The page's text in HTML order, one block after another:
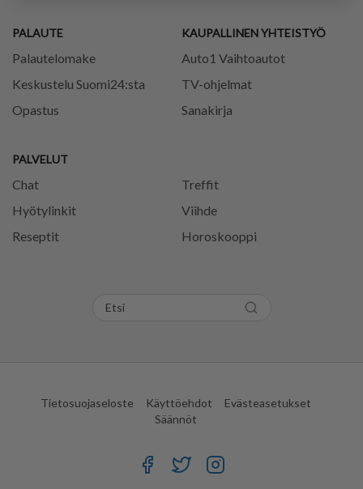
PALAUTE
Palautelomake
Keskustelu Suomi24:sta
Opastus
PALVELUT
Chat
Treffit
Hyötylinkit
Viihde
Reseptit
Horoskooppi
KAUPALLINEN YHTEISTYÖ
Auto1 Vaihtoautot
TV-ohjelmat
Sanakirja
Tietosuojaseloste Käyttöehdot
Evästeasetukset
Säännöt